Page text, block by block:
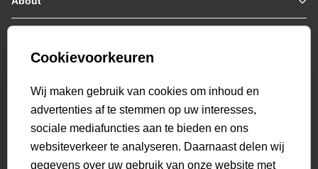
Truien
Sweaters
T-shirts
Overshirts
Overhemden
Sweatpants
Broeken
Who we are
Genti X PSV
Bestellen & Betalen
Retourneren
Veelgestelde vragen
Mijn Account
beoordelingen
Cookievoorkeuren
Wij maken gebruik van cookies om inhoud en
advertenties af te stemmen op uw interesses,
sociale mediafuncties aan te bieden en ons
websiteverkeer te analyseren. Daarnaast delen wij
gegevens over uw gebruik van onze website met